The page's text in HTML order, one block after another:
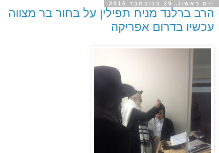
יום ראשון, 29 בנובמבר 2015
הרב ברלנד מניח תפילין על בחור בר מצווה
עכשיו בדרום אפריקה